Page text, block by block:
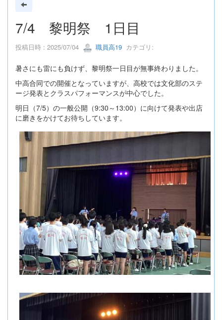
7/4 黎明祭 1日目
投稿日時 : 2025/07/04 職員高19 カテゴリ:
暑さにも雷にも負けず、黎明祭一日目が無事終わりました。
中高合同での開催となっていますが、高校では文化部のステ
ージ発表とクラスパフォーマンスが中心でした。
明日（7/5）の一般公開（9:30～13:00）に向けて発表や出店
に磨きをかけてお待ちしています。